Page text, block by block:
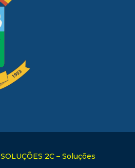
SOLUÇÕES 2C – Soluções